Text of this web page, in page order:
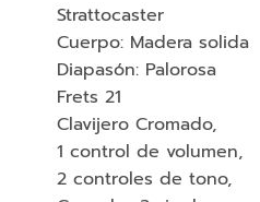
Strattocaster
Cuerpo: Madera solida
Diapasón: Palorosa
Frets 21
Clavijero Cromado,
1 control de volumen,
2 controles de tono,